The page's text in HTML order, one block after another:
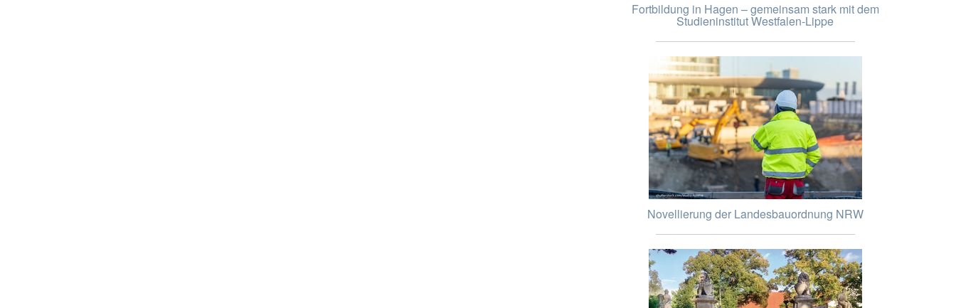
Fortbildung in Hagen – gemeinsam stark mit dem
Studieninstitut Westfalen-Lippe
Novellierung der Landesbauordnung NRW